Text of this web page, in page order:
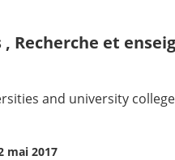
, Recherche et
and university
mai 2017